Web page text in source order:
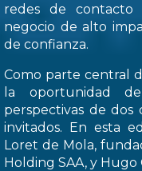
redes de contacto
negocio de alto
de confianza.
Como parte central
la oportunidad
perspectivas de dos
invitados. En esta
Loret de Mola,
Holding SAA, y